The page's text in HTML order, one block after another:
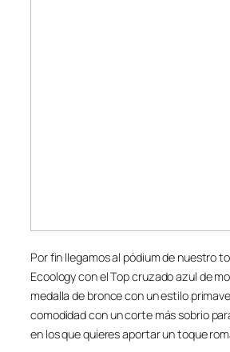
Por fin llegamos al pódium de nuestro
Ecoology con el Top cruzado azul de
medalla de bronce con un estilo
comodidad con un corte más sobrio
en los que quieres aportar un toque